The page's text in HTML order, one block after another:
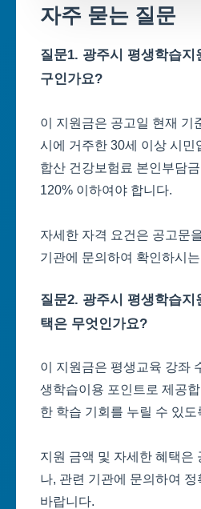
자주 묻는 질문
질문1. 광주시 평생학습
구인가요?
이 지원금은 공고일 현재 기
시에 거주한 30세 이상 시민
합산 건강보험료 본인부담
120% 이하여야 합니다.
자세한 자격 요건은 공고문
기관에 문의하여 확인하시
질문2. 광주시 평생학습지
택은 무엇인가요?
이 지원금은 평생교육 강좌
생학습이용 포인트로 제공
한 학습 기회를 누릴 수 있도
지원 금액 및 자세한 혜택은
나, 관련 기관에 문의하여 정
바랍니다.